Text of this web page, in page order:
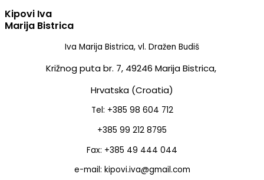
Kipovi Iva
Marija Bistrica
Iva Marija Bistrica, vl. Dražen Budiš
Križnog puta br. 7, 49246 Marija Bistrica,
Hrvatska (Croatia)
Tel: +385 98 604 712
+385 99 212 8795
Fax: +385 49 444 044
e-mail: kipovi.iva@gmail.com